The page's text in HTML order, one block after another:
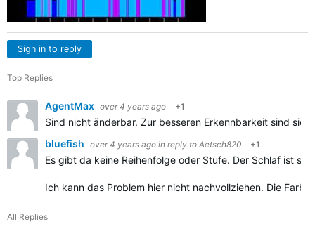
Sign in to reply
Top Replies
AgentMax over 4 years ago +1
Sind nicht änderbar. Zur besseren Erkennbarkeit sind sie
bluefish over 4 years ago in reply to Aetsch820 +1
Es gibt da keine Reihenfolge oder Stufe. Der Schlaf ist
Ich kann das Problem hier nicht nachvollziehen. Die
All Replies